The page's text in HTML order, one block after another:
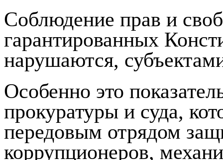
Соблюдение прав и
гарантированных
нарушаются,
Особенно это
прокуратуры и суда,
передовым отрядом
коррупционеров,